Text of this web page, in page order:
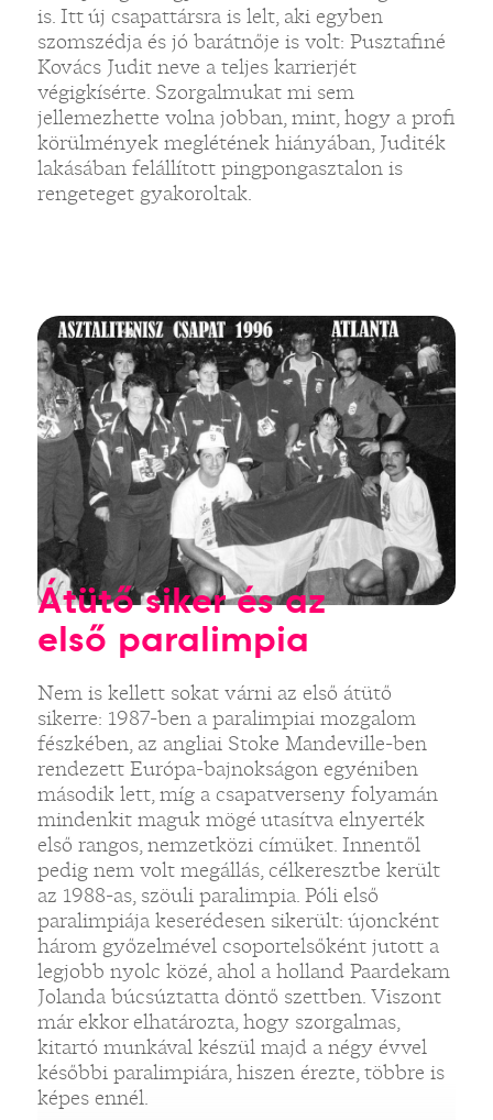
is. Itt új csapattársra is lelt, aki egyben
szomszédja és jó barátnője is volt: Pusztafiné
Kovács Judit neve a teljes karrierjét
végigkísérte. Szorgalmukat mi sem
jellemezhette volna jobban, mint, hogy a profi
körülmények meglétének hiányában, Juditék
lakásában felállított pingpongasztalon is
rengeteget gyakoroltak.
Átütő siker és az
első paralimpia
Nem is kellett sokat várni az első átütő
sikerre: 1987-ben a paralimpiai mozgalom
fészkében, az angliai Stoke Mandeville-ben
rendezett Európa-bajnokságon egyéniben
második lett, míg a csapatverseny folyamán
mindenkit maguk mögé utasítva elnyerték
első rangos, nemzetközi címüket. Innentől
pedig nem volt megállás, célkeresztbe került
az 1988-as, szöuli paralimpia. Póli első
paralimpiája keserédesen sikerült: újoncként
három győzelmével csoportelsőként jutott a
legjobb nyolc közé, ahol a holland Paardekam
Jolanda búcsúztatta döntő szettben. Viszont
már ekkor elhatározta, hogy szorgalmas,
kitartó munkával készül majd a négy évvel
későbbi paralimpiára, hiszen érezte, többre is
képes ennél.